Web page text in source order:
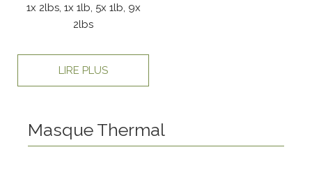
1x 2lbs, 1x 1lb, 5x 1lb, 9x
2lbs
LIRE PLUS
Masque Thermal